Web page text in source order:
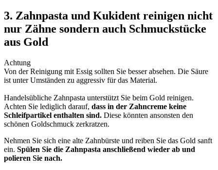
3. Zahnpasta und Kukident reinigen nicht
nur Zähne sondern auch Schmuckstücke
aus Gold
Achtung
Von der Reinigung mit Essig sollten Sie besser absehen. Die Säure
ist unter Umständen zu aggressiv für das Material.
Handelsübliche Zahnpasta unterstützt Sie beim Gold reinigen.
Achten Sie lediglich darauf, dass in der Zahncreme keine
Schleifpartikel enthalten sind. Diese könnten ansonsten den
schönen Goldschmuck zerkratzen.
Nehmen Sie sich eine alte Zahnbürste und reiben Sie das Gold sanft
ein. Spülen Sie die Zahnpasta anschließend wieder ab und
polieren Sie nach.